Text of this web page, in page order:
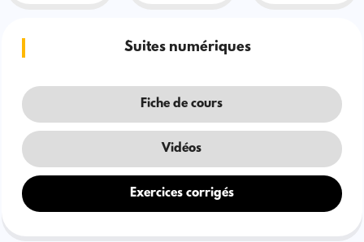
Suites numériques
Fiche de cours
Vidéos
Exercices corrigés